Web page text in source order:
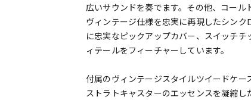
広いサウンドを奏でます。その他、コール
ヴィンテージ仕様を忠実に再現したシン
に忠実なピックアップカバー、スイッチ
ィテールをフィーチャーしています。
付属のヴィンテージスタイルツイードケ
ストラトキャスターのエッセンスを凝縮